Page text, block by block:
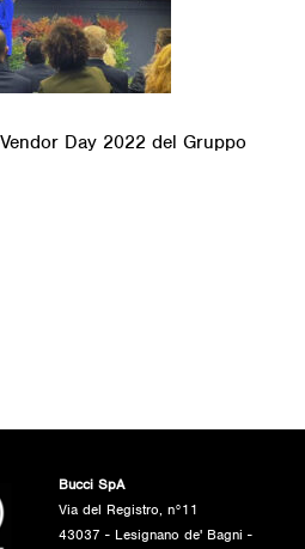
Day 2022 del Gruppo
Bucci SpA
Via del Registro, n°11
43037 - Lesignano de' Bagni -